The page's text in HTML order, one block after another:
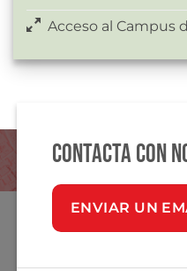
Acceso al Campus
Contacta con
ENVIAR UN